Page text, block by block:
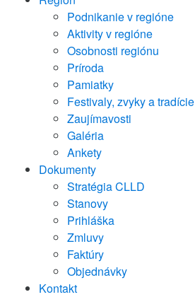
Podnikanie v regióne
Aktivity v regióne
Osobnosti regiónu
Príroda
Pamiatky
Festivaly, zvyky a tradície
Zaujímavosti
Galéria
Ankety
Dokumenty
Stratégia CLLD
Stanovy
Prihláška
Zmluvy
Faktúry
Objednávky
Kontakt